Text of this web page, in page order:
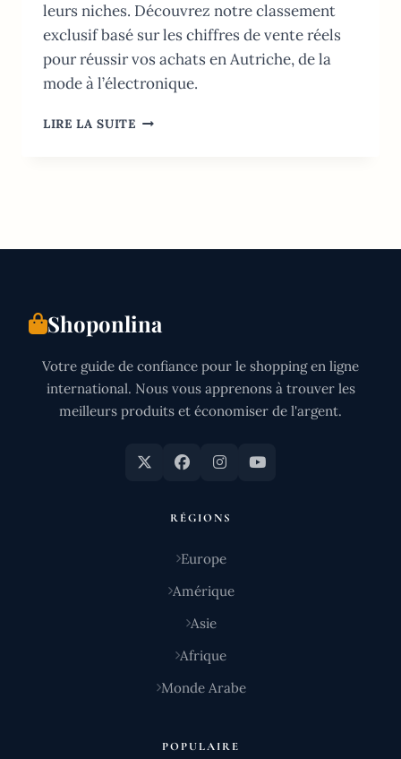
leurs niches. Découvrez notre classement
exclusif basé sur les chiffres de vente réels
pour réussir vos achats en Autriche, de la
mode à l’électronique.
LIRE LA SUITETOP
EN
(2026)
Shoponlina
Votre guide de confiance pour le shopping en ligne
international. Nous vous apprenons à trouver les
meilleurs produits et économiser de l'argent.
RÉGIONS
Europe
Amérique
Asie
Afrique
Monde Arabe
POPULAIRE